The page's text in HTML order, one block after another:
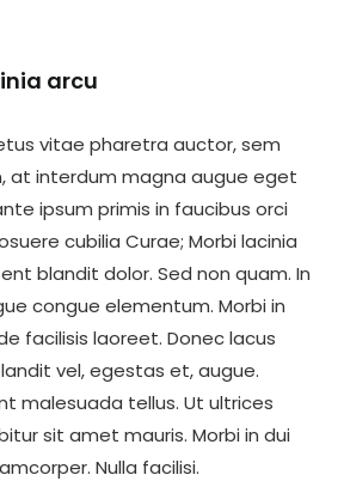
arcu
vitae pharetra auctor, sem
at interdum magna augue eget
ipsum primis in faucibus orci
cubilia Curae; Morbi lacinia
blandit dolor. Sed non quam. In
congue elementum. Morbi in
facilisis laoreet. Donec lacus
vel, egestas et, augue.
malesuada tellus. Ut ultrices
sit amet mauris. Morbi in dui
Nulla facilisi.